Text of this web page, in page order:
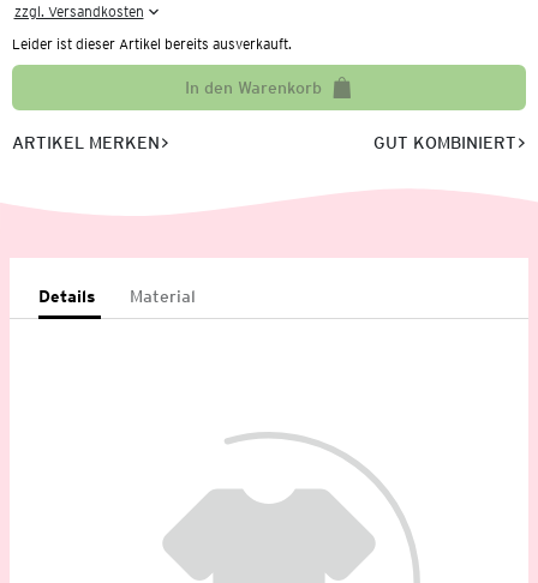
zzgl. Versandkosten
Leider ist dieser Artikel bereits ausverkauft.
In den Warenkorb
ARTIKEL MERKEN GUT KOMBINIERT
Details Material